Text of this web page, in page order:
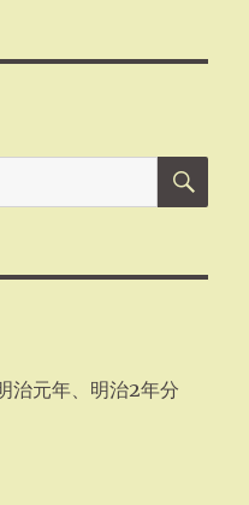
検
治元年、明治2年分